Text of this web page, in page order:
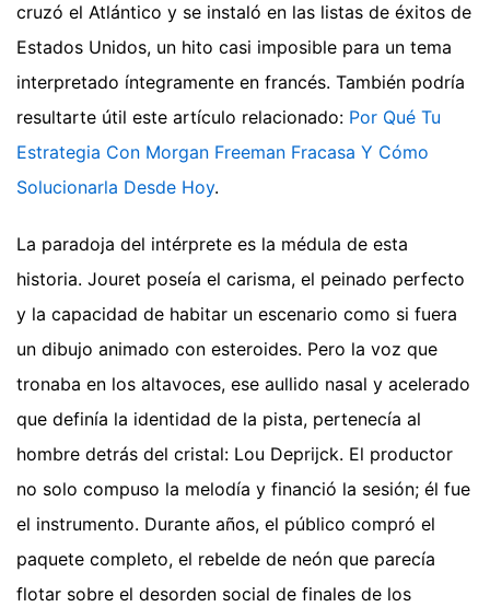
cruzó el Atlántico y se instaló en las listas de éxitos de
Estados Unidos, un hito casi imposible para un tema
interpretado íntegramente en francés. También podría
resultarte útil este artículo relacionado: Por Qué Tu
Estrategia Con Morgan Freeman Fracasa Y Cómo
Solucionarla Desde Hoy.
La paradoja del intérprete es la médula de esta
historia. Jouret poseía el carisma, el peinado perfecto
y la capacidad de habitar un escenario como si fuera
un dibujo animado con esteroides. Pero la voz que
tronaba en los altavoces, ese aullido nasal y acelerado
que definía la identidad de la pista, pertenecía al
hombre detrás del cristal: Lou Deprijck. El productor
no solo compuso la melodía y financió la sesión; él fue
el instrumento. Durante años, el público compró el
paquete completo, el rebelde de neón que parecía
flotar sobre el desorden social de finales de los